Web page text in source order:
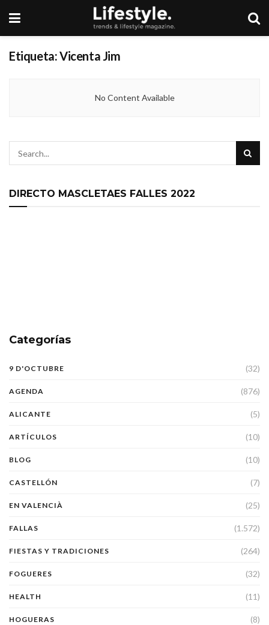
Etiqueta:Vicenta Jim
No Content Available
DIRECTO MASCLETAES FALLES 2022
Categorías
9 D'OCTUBRE (32)
AGENDA (876)
ALICANTE (5)
ARTÍCULOS (10)
BLOG (10)
CASTELLÓN (7)
EN VALENCIÀ (25)
FALLAS (1.572)
FIESTAS Y TRADICIONES (264)
FOGUERES (32)
HEALTH (11)
HOGUERAS (8)